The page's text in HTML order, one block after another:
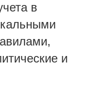
в
и